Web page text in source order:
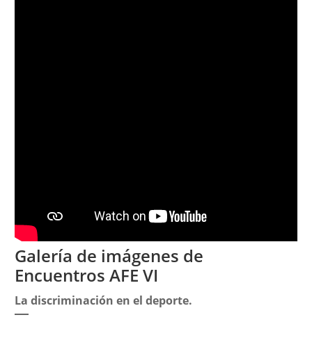
Galería de imágenes de
Encuentros AFE VI
La discriminación en el deporte.